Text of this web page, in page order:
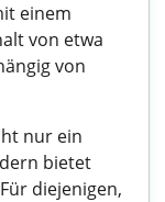
einem
von etwa
von
nur ein
bietet
diejenigen,